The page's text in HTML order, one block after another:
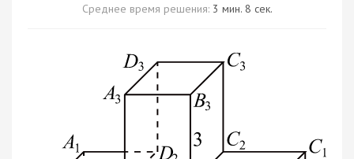
Среднее время решения: 3 мин. 8 сек.